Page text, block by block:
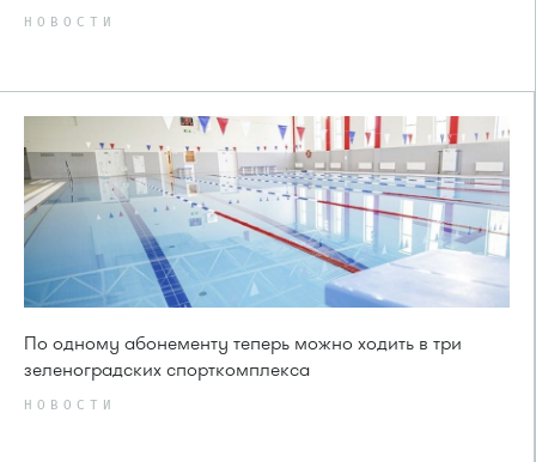
НОВОСТИ
По одному абонементу теперь можно ходить в три
зеленоградских спорткомплекса
НОВОСТИ